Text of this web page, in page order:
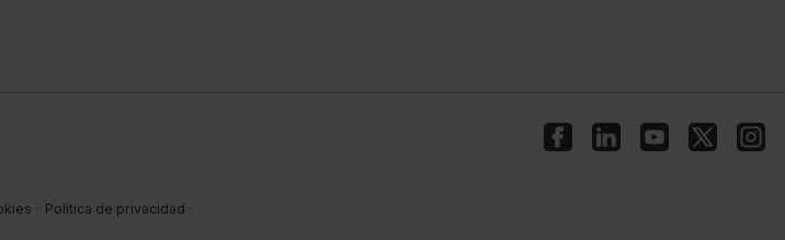
· Política de privacidad ·